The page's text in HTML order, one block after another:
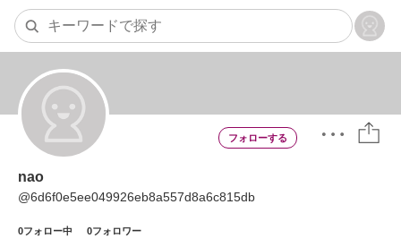
nao
@6d6f0e5ee049926eb8a557d8a6c815db
0フォロー中 0フォロワー